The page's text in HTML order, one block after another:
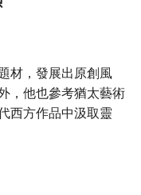
材，發展出原創風
，他也參考猶太藝術
西方作品中汲取靈